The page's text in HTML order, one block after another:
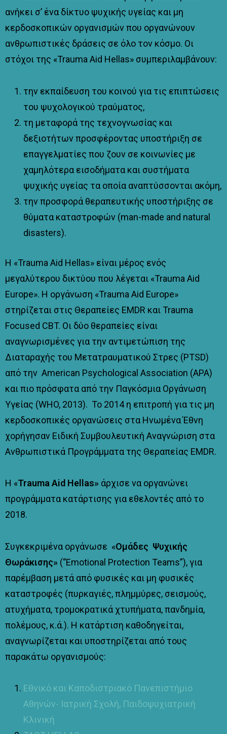
ανήκει σ’ ένα δίκτυο ψυχικής υγείας και μη
κερδοσκοπικών οργανισμών που οργανώνουν
ανθρωπιστικές δράσεις σε όλο τον κόσμο. Οι
στόχοι της «Trauma Αid Hellas» συμπεριλαμβάνουν:
την εκπαίδευση του κοινού για τις επιπτώσεις
του ψυχολογικού τραύματος,
τη μεταφορά της τεχνογνωσίας και
δεξιοτήτων προσφέροντας υποστήριξη σε
επαγγελματίες που ζουν σε κοινωνίες με
χαμηλότερα εισοδήματα και συστήματα
ψυχικής υγείας τα οποία αναπτύσσονται ακόμη,
την προσφορά θεραπευτικής υποστήριξης σε
θύματα καταστροφών (man-made and natural
disasters).
H «Trauma Aid Hellas» είναι μέρος ενός
μεγαλύτερου δικτύου που λέγεται «Trauma Aid
Europe». Η οργάνωση «Trauma Aid Europe»
στηρίζεται στις Θεραπείες EMDR και Trauma
Focused CBT. Οι δύο θεραπείες είναι
αναγνωρισμένες για την αντιμετώπιση της
Διαταραχής του Μετατραυματικού Στρες (PTSD)
από την American Psychological Association (APA)
και πιο πρόσφατα από την Παγκόσμια Οργάνωση
Υγείας (WHO, 2013). Το 2014 η επιτροπή για τις μη
κερδοσκοπικές οργανώσεις στα Ηνωμένα Έθνη
χορήγησαν Ειδική Συμβουλευτική Αναγνώριση στα
Ανθρωπιστικά Προγράμματα της Θεραπείας EMDR.
Η «Trauma Aid Hellas» άρχισε να οργανώνει
προγράμματα κατάρτισης για εθελοντές από το
2018.
Συγκεκριμένα οργάνωσε «Ομάδες Ψυχικής
Θωράκισης» (‘’Emotional Protection Teams”), για
παρέμβαση μετά από φυσικές και μη φυσικές
καταστροφές (πυρκαγιές, πλημμύρες, σεισμούς,
ατυχήματα, τρομοκρατικά χτυπήματα, πανδημία,
πολέμους, κ.ά.). Η κατάρτιση καθοδηγείται,
αναγνωρίζεται και υποστηρίζεται από τους
παρακάτω οργανισμούς:
Εθνικό και Καποδιστριακό Πανεπιστήμιο
Αθηνών- Ιατρική Σχολή, Παιδοψυχιατρική
Κλινική